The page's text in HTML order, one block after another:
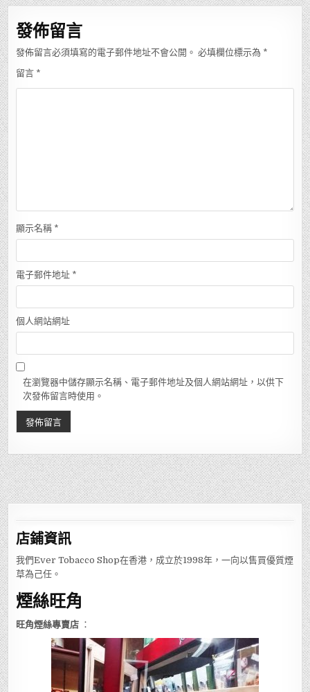
覽
發佈留言
發佈留言必須填寫的電子郵件地址不會公開。 必填欄位標示為 *
留言 *
顯示名稱 *
電子郵件地址 *
個人網站網址
在瀏覽器中儲存顯示名稱、電子郵件地址及個人網站網址，以供下
次發佈留言時使用。
店鋪資訊
我們Ever Tobacco Shop在香港，成立於1998年，一向以售買優質煙
草為己任。
煙絲旺角
旺角煙絲專賣店 ：